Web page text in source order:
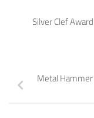
Silver Clef
Metal